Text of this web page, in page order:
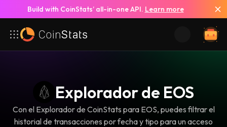
Build with CoinStats’ all-in-one API. Learn more
Explorador de EOS
Con el Explorador de CoinStats para EOS, puedes filtrar el
historial de transacciones por fecha y tipo para un acceso